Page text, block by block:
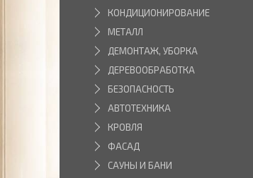
КОНДИЦИОНИРОВАНИЕ
МЕТАЛЛ
ДЕМОНТАЖ, УБОРКА
ДЕРЕВООБРАБОТКА
БЕЗОПАСНОСТЬ
АВТОТЕХНИКА
КРОВЛЯ
ФАСАД
САУНЫ И БАНИ